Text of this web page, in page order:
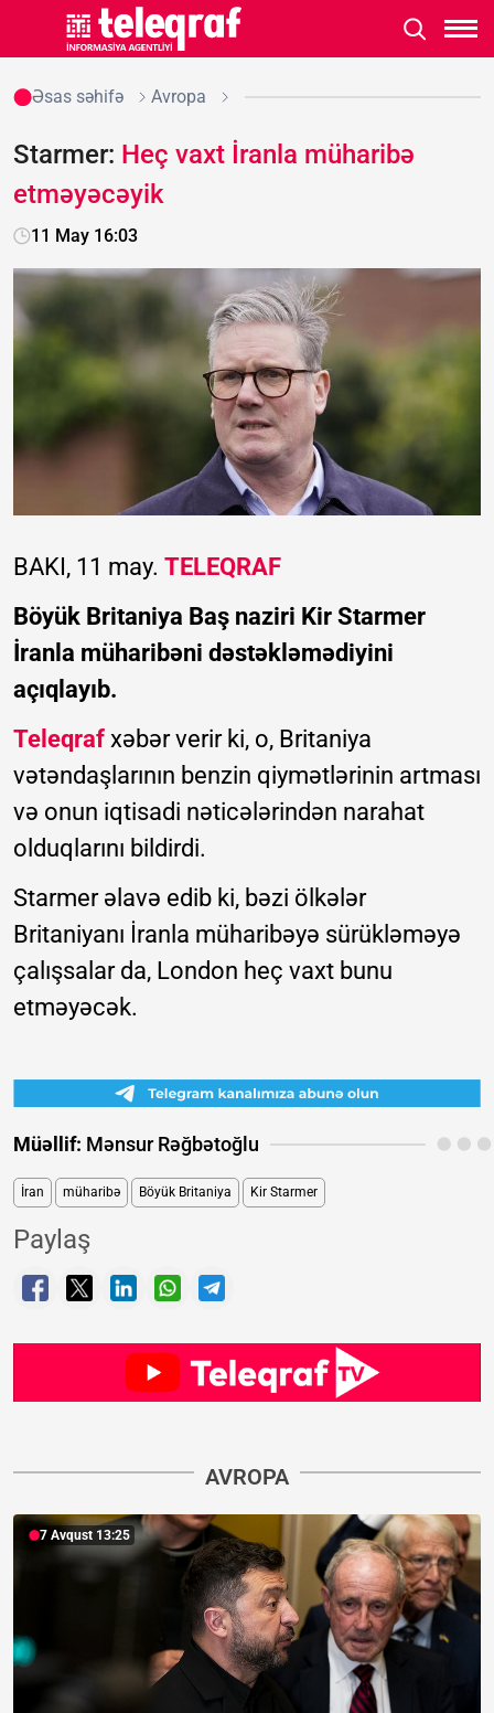
Əsas səhifə Avropa
Starmer: Heç vaxt İranla müharibə
etməyəcəyik
11 May 16:03
BAKI, 11 may. TELEQRAF
Böyük Britaniya Baş naziri Kir Starmer
İranla müharibəni dəstəkləmədiyini
açıqlayıb.
Teleqraf xəbər verir ki, o, Britaniya
vətəndaşlarının benzin qiymətlərinin artması
və onun iqtisadi nəticələrindən narahat
olduqlarını bildirdi.
Starmer əlavə edib ki, bəzi ölkələr
Britaniyanı İranla müharibəyə sürükləməyə
çalışsalar da, London heç vaxt bunu
etməyəcək.
Müəllif: Mənsur Rəğbətoğlu
İran müharibə Böyük Britaniya Kir Starmer
Paylaş
AVROPA
7 Avqust 13:25